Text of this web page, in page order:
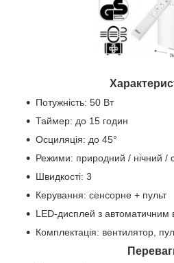
Потужність: 50 Вт
Таймер: до 15 годин
Осциляція: до 45°
Режими: природний / нічний /
Швидкості: 3
Керування: сенсорне + пульт
LED-дисплей з автоматичним
Комплектація: вентилятор,